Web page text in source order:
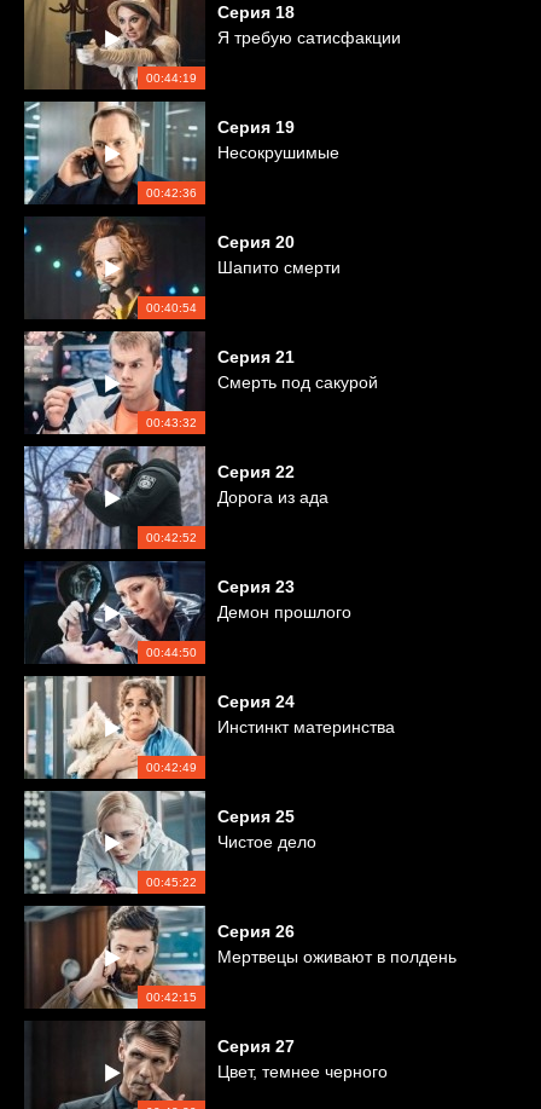
00:44:19
Серия 18
Я требую сатисфакции
00:42:36
Серия 19
Несокрушимые
00:40:54
Серия 20
Шапито смерти
00:43:32
Серия 21
Смерть под сакурой
00:42:52
Серия 22
Дорога из ада
00:44:50
Серия 23
Демон прошлого
00:42:49
Серия 24
Инстинкт материнства
00:45:22
Серия 25
Чистое дело
00:42:15
Серия 26
Мертвецы оживают в полдень
Серия 27
Цвет, темнее черного